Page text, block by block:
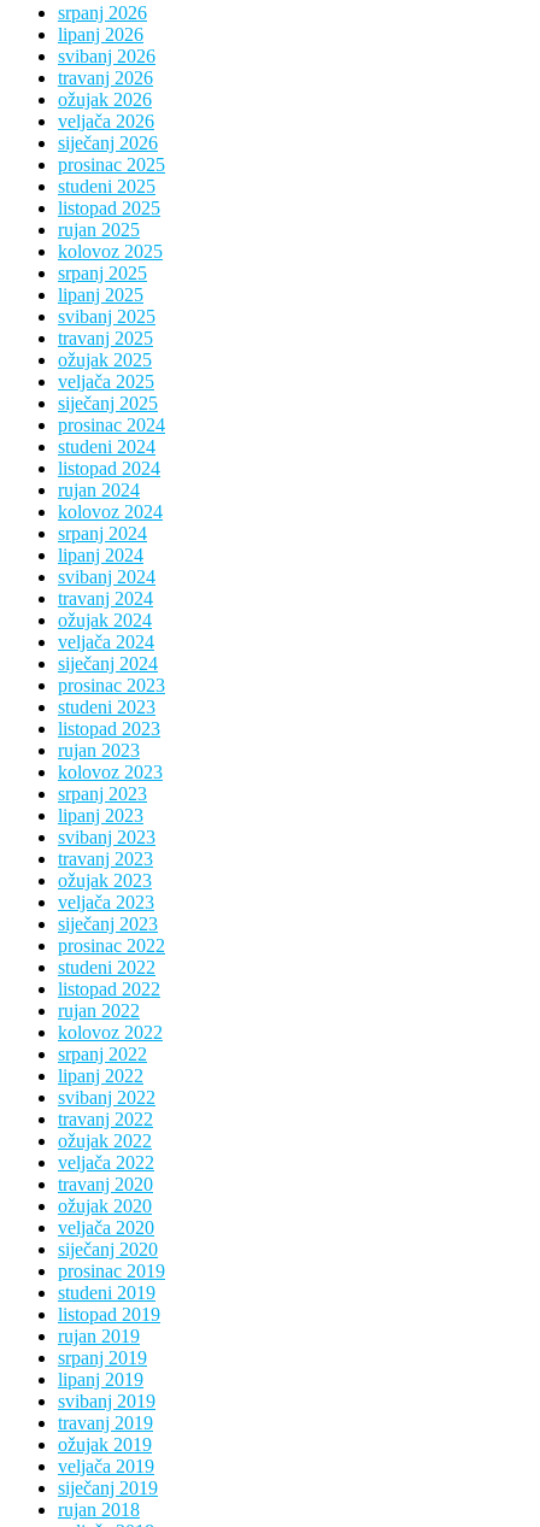
srpanj 2026
lipanj 2026
svibanj 2026
travanj 2026
ožujak 2026
veljača 2026
siječanj 2026
prosinac 2025
studeni 2025
listopad 2025
rujan 2025
kolovoz 2025
srpanj 2025
lipanj 2025
svibanj 2025
travanj 2025
ožujak 2025
veljača 2025
siječanj 2025
prosinac 2024
studeni 2024
listopad 2024
rujan 2024
kolovoz 2024
srpanj 2024
lipanj 2024
svibanj 2024
travanj 2024
ožujak 2024
veljača 2024
siječanj 2024
prosinac 2023
studeni 2023
listopad 2023
rujan 2023
kolovoz 2023
srpanj 2023
lipanj 2023
svibanj 2023
travanj 2023
ožujak 2023
veljača 2023
siječanj 2023
prosinac 2022
studeni 2022
listopad 2022
rujan 2022
kolovoz 2022
srpanj 2022
lipanj 2022
svibanj 2022
travanj 2022
ožujak 2022
veljača 2022
travanj 2020
ožujak 2020
veljača 2020
siječanj 2020
prosinac 2019
studeni 2019
listopad 2019
rujan 2019
srpanj 2019
lipanj 2019
svibanj 2019
travanj 2019
ožujak 2019
veljača 2019
siječanj 2019
rujan 2018